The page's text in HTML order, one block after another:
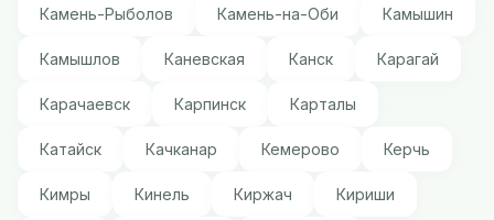
Камень-Рыболов Камень-на-Оби Камышин
Камышлов Каневская Канск Карагай
Карачаевск Карпинск Карталы
Катайск Качканар Кемерово Керчь
Кимры Кинель Киржач Кириши